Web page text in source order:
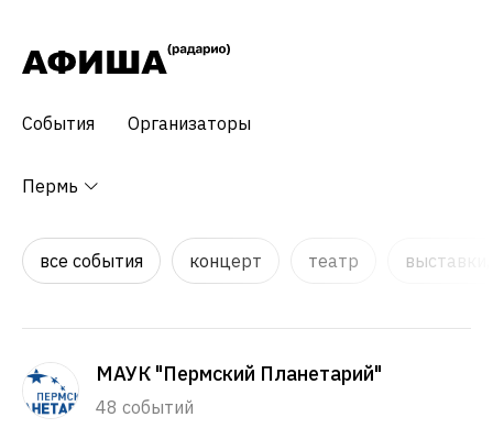
События Организаторы
Пермь
все события концерт театр
МАУК "Пермский Планетарий"
48 событий